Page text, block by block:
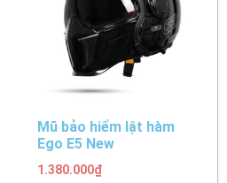
Mũ bảo hiểm lật hàm
Ego E5 New
1.380.000₫